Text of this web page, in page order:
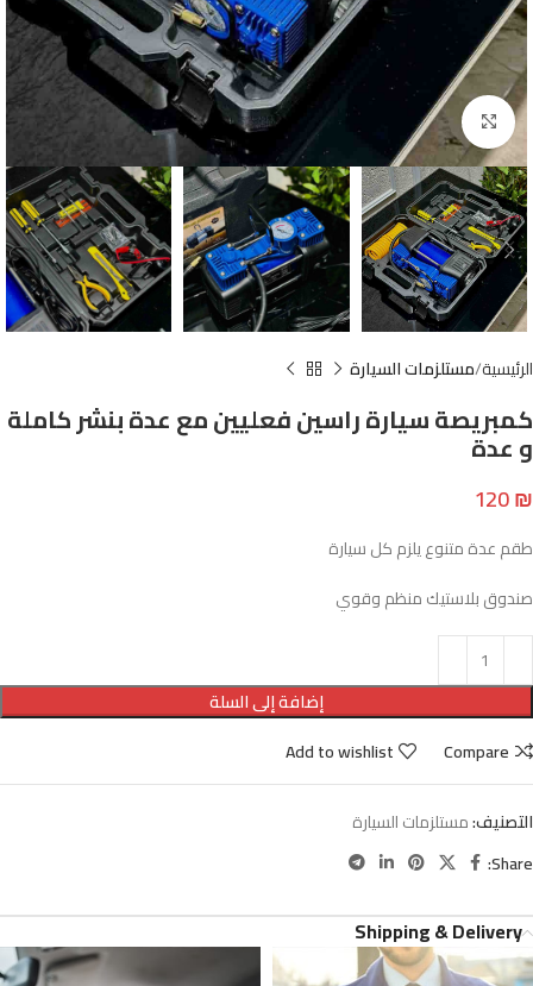
Click to enlarge
الرئيسية مستلزمات السيارة
كمبريصة سيارة راسين فعليين مع عدة بنشر كاملة
و عدة
120₪
طقم عدة متنوع يلزم كل سيارة
صندوق بلاستيك منظم وقوي
إضافة إلى السلة
Compare
Add to wishlist
التصنيف:مستلزمات السيارة
Share:
Shipping & Delivery